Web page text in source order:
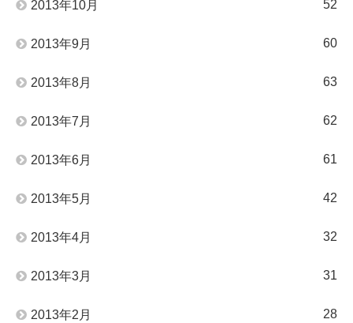
2013年10月 52
2013年9月 60
2013年8月 63
2013年7月 62
2013年6月 61
2013年5月 42
2013年4月 32
2013年3月 31
2013年2月 28